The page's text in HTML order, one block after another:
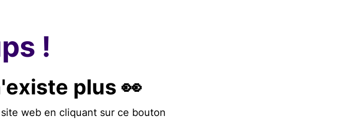
!
plus 👀
web en cliquant sur ce bouton